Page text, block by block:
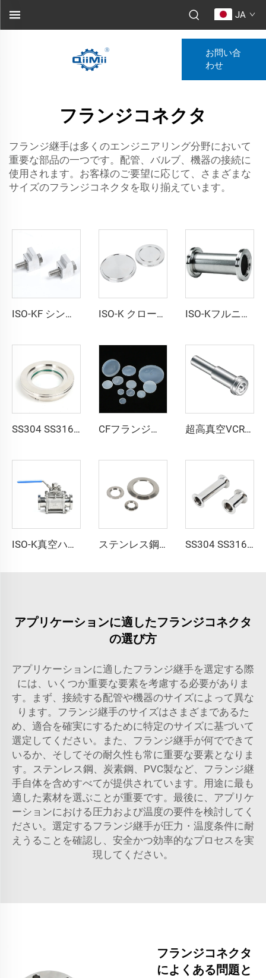
JA
お問い合
わせ
フランジコネクタ
フランジ継手は多くのエンジニアリング分野において
重要な部品の一つです。配管、バルブ、機器の接続に
使用されます。お客様のご要望に応じて、さまざまな
サイズのフランジコネクタを取り揃えています。
ISO-KF シングルアルミクランプフランジ 爪付き M6 真空片側継手 KF10-50 高品質真空クランプ NW16-50 ISO-K クローカップ ブランクブラインドフランジ ステンレス鋼 高品質 ISO63-ISO630 高真空 SS304 SS316L パイプ継手 ISO-KフルニップルISO63-ISO200真空アダプター ステンレス鋼SS304 SS316L ダブルヘッドISOフランジ 高品質パイプ継手
SS304 SS316L ホウケイ酸ガラス ISO-K 真空ステンレス鋼 ISO63-ISO200 真空覗き窓フランジ NW63-NW200 クランプ継手 CFフランジ用プラスチックキャップ 白色PE 高真空防塵キャップ CF16-CF300 高品質 CFフランジ表面保護用継手 超高真空VCRおよびQCR継手用、長・短グランド対応、ステンレス鋼製QCR-メタルフェース継手 1/8"-1" ブライトアニール／電解研磨仕上げ
ISO-K真空ハンドル SS304 SS316Lプラットフォームボールバルブ ISO63-ISO100 ステンレス鋼製 NW63/NW80/NW100径 3ピースボールバルブ ステンレス鋼 真空フランジ 穴開き溶接 KF16-160 外径12mm--外径57mm SS304 SS316 配管継手 NW16-160 KFフランジ 外径1/2"-6" SS304 SS316L ステンレス鋼 KF16/KF25/KF40/KF50 フルニップル 高品質 L=40/60/80/100mm 真空パイプ継手 サイズカスタマイズ可能 フランジ NW25/40
アプリケーションに適したフランジコネクタ
の選び方
アプリケーションに適したフランジ継手を選定する際
には、いくつか重要な要素を考慮する必要がありま
す。まず、接続する配管や機器のサイズによって異な
ります。フランジ継手のサイズはさまざまであるた
め、適合を確実にするために特定のサイズに基づいて
選定してください。また、フランジ継手が何でできて
いるか、そしてその耐久性も常に重要な要素となりま
す。ステンレス鋼、炭素鋼、PVC製など、フランジ継
手自体を含めすべてが提供されています。用途に最も
適した素材を選ぶことが重要です。最後に、アプリケ
ーションにおける圧力および温度の要件を検討してく
ださい。選定するフランジ継手が圧力・温度条件に耐
えうることを確認し、安全かつ効率的なプロセスを実
現してください。
フランジコネクタ
によくある問題と